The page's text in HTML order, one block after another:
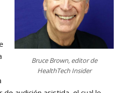
Bruce Brown, editor de
HealthTech Insider